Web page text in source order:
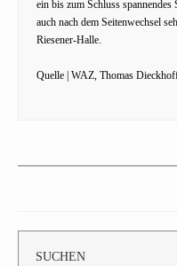
ein bis zum Schluss
auch nach dem Seitenwechsel
Riesener-Halle.
Quelle | WAZ, Thomas
SUCHEN